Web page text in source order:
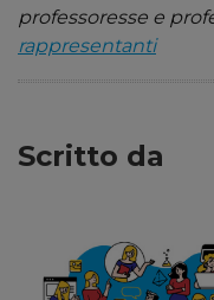
professoresse e
rappresentanti
Scritto da